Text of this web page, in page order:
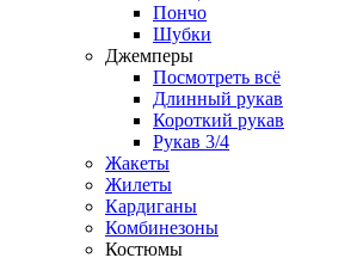
Пончо
Шубки
Джемперы
Посмотреть всё
Длинный рукав
Короткий рукав
Рукав 3/4
Жакеты
Жилеты
Кардиганы
Комбинезоны
Костюмы